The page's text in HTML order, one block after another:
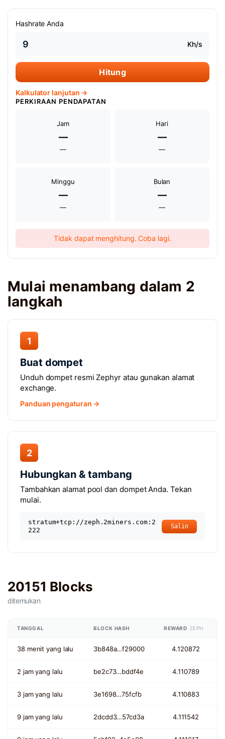
Hashrate Anda
Kh/s
Hitung
Kalkulator lanjutan →
PERKIRAAN PENDAPATAN
Jam
—
—
Hari
—
—
Minggu
—
—
Bulan
—
—
Tidak dapat menghitung. Coba lagi.
Mulai menambang dalam 2
langkah
1
Buat dompet
Unduh dompet resmi Zephyr atau gunakan alamat
exchange.
Panduan pengaturan →
2
Hubungkan & tambang
Tambahkan alamat pool dan dompet Anda. Tekan
mulai.
stratum+tcp://zeph.2miners.com:2
222
Salin
20151 Blocks
ditemukan
TANGGAL BLOCK HASH REWARD ZEPH
38 menit yang lalu 3b848a…f29000 4.120872
2 jam yang lalu be2c73…bddf4e 4.110789
3 jam yang lalu 3e1698…75fcfb 4.110883
9 jam yang lalu 2dcdd3…57cd3a 4.111542